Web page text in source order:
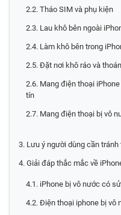
2.2. Tháo SIM và phụ kiện
2.3. Lau khô bên ngoài
2.4. Làm khô bên trong
2.5. Đặt nơi khô ráo và
2.6. Mang điện thoại
tín
2.7. Mang điện thoại bị vô
3. Lưu ý người dùng cần
4. Giải đáp thắc mắc về
4.1. iPhone bị vô nước có
4.2. Điện thoại iphone bị vô